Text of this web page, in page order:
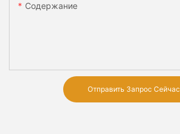
Содержание
Отправить Запрос Сейчас